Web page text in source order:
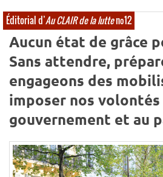
Éditorial d’Au CLAIR de la luttenº12
Aucun état de grâce
Sans attendre,
engageons des
imposer nos volontés
gouvernement et au